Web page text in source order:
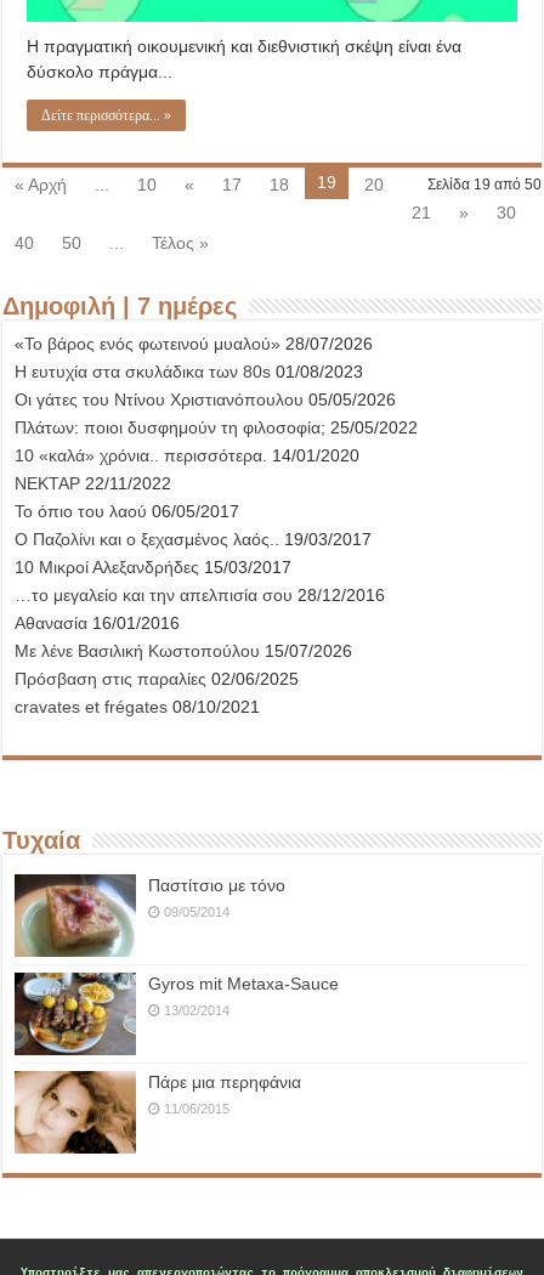
Η πραγματική οικουμενική και διεθνιστική σκέψη είναι ένα
δύσκολο πράγμα...
Δείτε περισσότερα... »
Σελίδα 19 από 50
« Αρχή 10 « 17 18 19
20
21
»
30
40
50 Τέλος »
Δημοφιλή | 7 ημέρες
«Το βάρος ενός φωτεινού μυαλού» 28/07/2026
Η ευτυχία στα σκυλάδικα των 80s 01/08/2023
Οι γάτες του Ντίνου Χριστιανόπουλου 05/05/2026
Πλάτων: ποιοι δυσφημούν τη φιλοσοφία; 25/05/2022
10 «καλά» χρόνια.. περισσότερα. 14/01/2020
ΝΕΚΤΑΡ 22/11/2022
Το όπιο του λαού 06/05/2017
Ο Παζολίνι και ο ξεχασμένος λαός..
19/03/2017
10 Μικροί Αλεξανδρήδες 15/03/2017
…το μεγαλείο και την απελπισία σου 28/12/2016
Αθανασία 16/01/2016
Με λένε Βασιλική Κωστοπούλου 15/07/2026
Πρόσβαση στις παραλίες 02/06/2025
cravates et frégates 08/10/2021
Τυχαία
Παστίτσιο με τόνο
09/05/2014
Gyros mit Metaxa-Sauce
13/02/2014
Πάρε μια περηφάνια
11/06/2015